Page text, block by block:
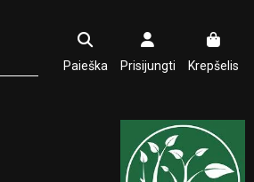
Paieška Prisijungti Krepšelis